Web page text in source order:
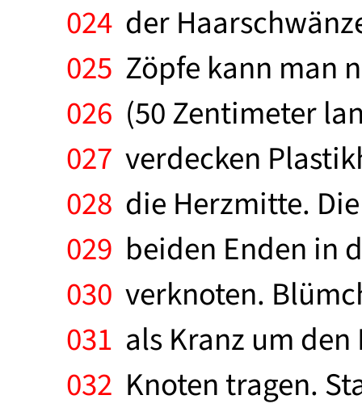
024 der
025 Zöpfe kann man
026 (50 Zentimeter
027 verdecken
028 die Herzmitte.
029 beiden Enden in
030 verknoten.
031 als Kranz um
032 Knoten tragen.